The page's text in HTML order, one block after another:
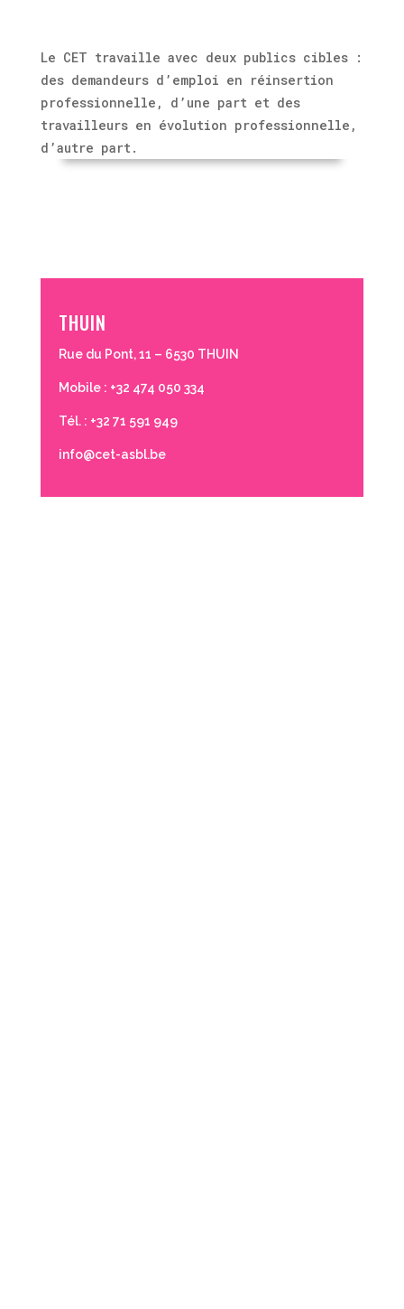
Le CET travaille avec deux publics cibles :
des demandeurs d’emploi en réinsertion
professionnelle, d’une part et des
travailleurs en évolution professionnelle,
d’autre part.
THUIN
Rue du Pont, 11 – 6530 THUIN
Mobile : +32 474 050 334
Tél. : +32 71 591 949
info@cet-asbl.be